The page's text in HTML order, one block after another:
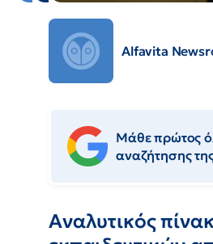
Alfavita
Μάθε πρώτος
αναζήτησης
Αναλυτικός